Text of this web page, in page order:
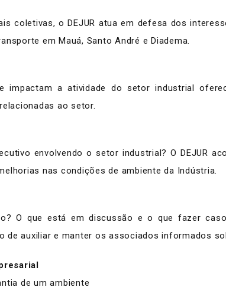
coletivas, o DEJUR atua em defesa dos
em Mauá, Santo André e Diadema.
impactam a atividade do setor industrial
ao setor.
envolvendo o setor industrial? O DEJUR
nas condições de ambiente da Indústria.
O que está em discussão e o que fazer
de auxiliar e manter os associados informados
de um ambiente